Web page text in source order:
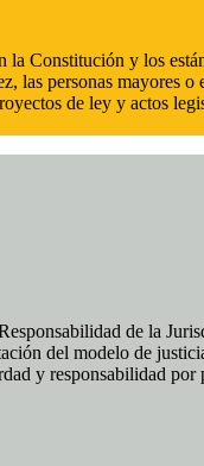
Constitución y los
personas mayores
de ley y actos
de la
del modelo de
y responsabilidad por